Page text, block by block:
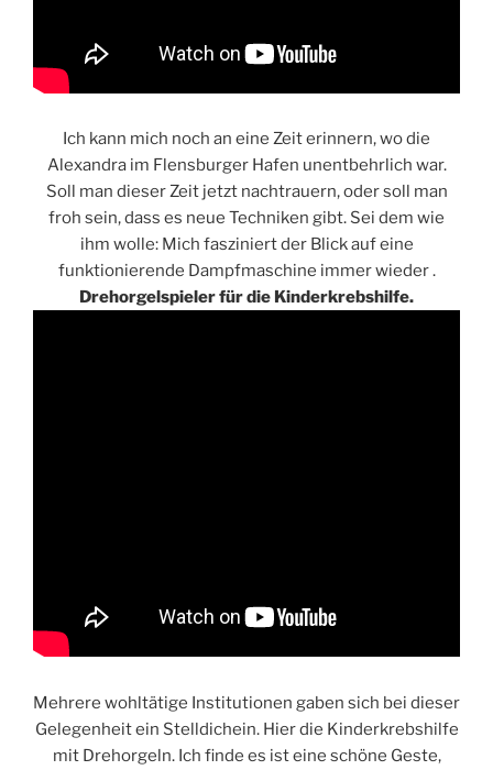
Ich kann mich noch an eine Zeit erinnern, wo die
Alexandra im Flensburger Hafen unentbehrlich war.
Soll man dieser Zeit jetzt nachtrauern, oder soll man
froh sein, dass es neue Techniken gibt. Sei dem wie
ihm wolle: Mich fasziniert der Blick auf eine
funktionierende Dampfmaschine immer wieder .
Drehorgelspieler für die Kinderkrebshilfe.
Mehrere wohltätige Institutionen gaben sich bei dieser
Gelegenheit ein Stelldichein. Hier die Kinderkrebshilfe
mit Drehorgeln. Ich finde es ist eine schöne Geste,